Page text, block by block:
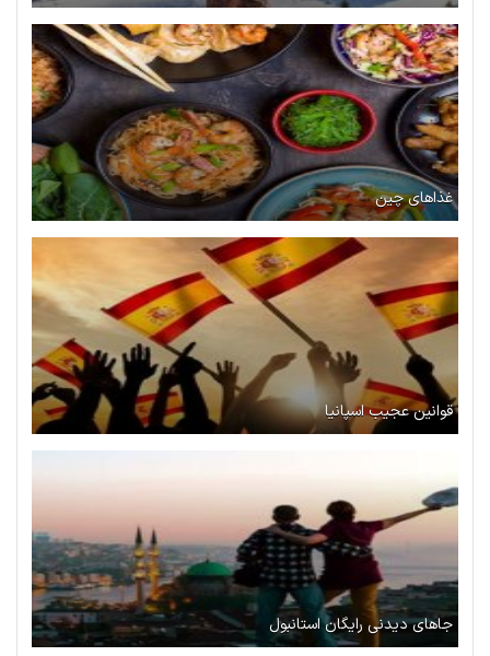
غذاهای چین
قوانین عجیب اسپانیا
جاهای دیدنی رایگان استانبول